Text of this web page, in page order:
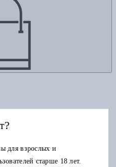
для взрослых и
старше 18 лет.